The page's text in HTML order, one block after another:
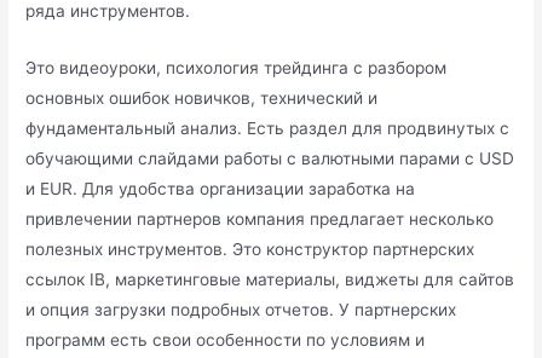
ряда инструментов.
Это видеоуроки, психология трейдинга с разбором
основных ошибок новичков, технический и
фундаментальный анализ. Есть раздел для продвинутых с
обучающими слайдами работы с валютными парами с USD
и EUR. Для удобства организации заработка на
привлечении партнеров компания предлагает несколько
полезных инструментов. Это конструктор партнерских
ссылок IB, маркетинговые материалы, виджеты для сайтов
и опция загрузки подробных отчетов. У партнерских
программ есть свои особенности по условиям и